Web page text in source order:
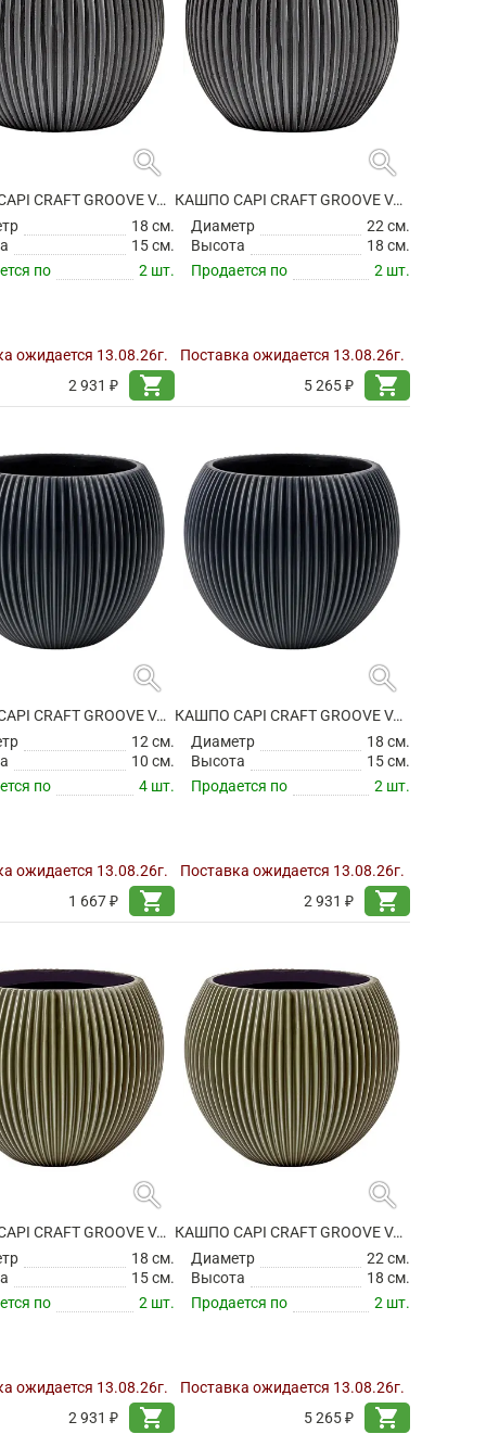
search
КАШПО CAPI CRAFT GROOVE VASE BALL BLACK
18 см.
15 см.
по
2 шт.
ожидается 13.08.26г.
2 931 ₽
shopping_cart
search
КАШПО CAPI CRAFT GROOVE VASE BALL BLACK
Диаметр
22 см.
Высота
18 см.
Продается по
2 шт.
Поставка ожидается 13.08.26г.
5 265 ₽
shopping_cart
search
КАШПО CAPI CRAFT GROOVE VASE BALL GRAPHITE GREY
12 см.
10 см.
по
4 шт.
ожидается 13.08.26г.
1 667 ₽
shopping_cart
search
КАШПО CAPI CRAFT GROOVE VASE BALL GRAPHITE GREY
Диаметр
18 см.
Высота
15 см.
Продается по
2 шт.
Поставка ожидается 13.08.26г.
2 931 ₽
shopping_cart
search
КАШПО CAPI CRAFT GROOVE VASE BALL GREEN
18 см.
15 см.
по
2 шт.
ожидается 13.08.26г.
2 931 ₽
shopping_cart
search
КАШПО CAPI CRAFT GROOVE VASE BALL GREEN
Диаметр
22 см.
Высота
18 см.
Продается по
2 шт.
Поставка ожидается 13.08.26г.
5 265 ₽
shopping_cart